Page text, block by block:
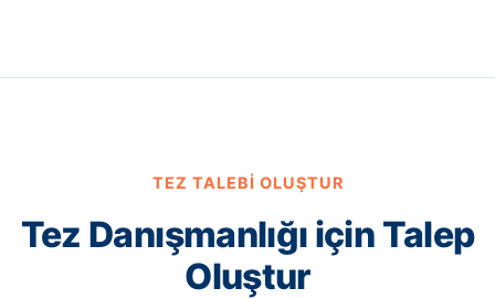
TEZ TALEBI OLUŞTUR
Tez Danışmanlığı için Talep
Oluştur